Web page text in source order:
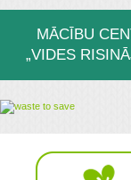
MĀCĪBU
„VIDES